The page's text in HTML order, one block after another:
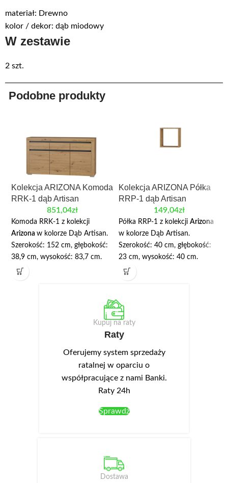
materiał: Drewno
kolor / dekor: dąb miodowy
W zestawie
2 szt.
Podobne produkty
Kolekcja ARIZONA Komoda
RRK-1 dąb Artisan
851,04zł
Komoda RRK-1 z kolekcji
Arizona w kolorze Dąb Artisan.
Szerokość: 152 cm, głębokość:
38,9 cm, wysokość: 83,7 cm.
Komoda posiada trzy szuflady i
trzy szafki z półką. Korpus
płyty laminowanej o grubości 16
otwieranie. Opcjonalnie można
dokupić oświetlenie LED NEO-
13 w kolorze białym zimnym,
montowane w wieńcu górnym.
Kolekcja ARIZONA Półka
RRP-1 dąb Artisan
149,04zł
Półka RRP-1 z kolekcji Arizona
w kolorze Dąb Artisan.
Szerokość: 40 cm, głębokość:
23 cm, wysokość: 40 cm.
Korpus wykonany jest z płyty
wiórowej laminowanej o
Kupuj na raty
Raty
Oferujemy system sprzedaży
ratalnej w oparciu o
współpracujące z nami Banki.
Raty 24h
Sprawdź
Dostawa